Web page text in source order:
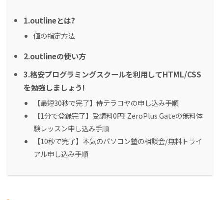
1.outlineとは?
値の指定方法
2.outlineの使い方
3.格安プログラミングスクールを利用してHTML/CSS
を勉強しましょう!
【最短30秒で完了】侍テラコヤの申し込み手順
【1分で登録完了】受講料0円! ZeroPlus Gateの無料体
験レッスン申し込み手順
【10秒で完了】本気のパソコン塾の相談会/無料トライ
アル申し込み手順